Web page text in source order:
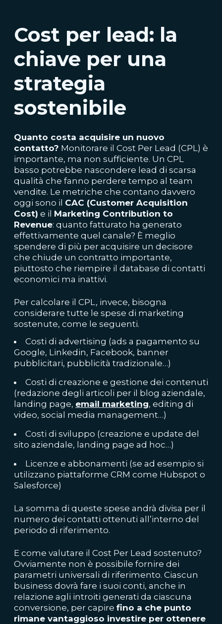
Cost per lead: la
chiave per una
strategia
sostenibile
Quanto costa acquisire un nuovo
contatto? Monitorare il Cost Per Lead (CPL) è
importante, ma non sufficiente. Un CPL
basso potrebbe nascondere lead di scarsa
qualità che fanno perdere tempo al team
vendite. Le metriche che contano davvero
oggi sono il CAC (Customer Acquisition
Cost) e il Marketing Contribution to
Revenue: quanto fatturato ha generato
effettivamente quel canale? È meglio
spendere di più per acquisire un decisore
che chiude un contratto importante,
piuttosto che riempire il database di contatti
economici ma inattivi.
Per calcolare il CPL, invece, bisogna
considerare tutte le spese di marketing
sostenute, come le seguenti.
Costi di advertising (ads a pagamento su
Google, Linkedin, Facebook, banner
pubblicitari, pubblicità tradizionale…)
Costi di creazione e gestione dei contenuti
(redazione degli articoli per il blog aziendale,
landing page, email marketing, editing di
video, social media management…)
Costi di sviluppo (creazione e update del
sito aziendale, landing page ad hoc…)
Licenze e abbonamenti (se ad esempio si
utilizzano piattaforme CRM come Hubspot o
Salesforce)
La somma di queste spese andrà divisa per il
numero dei contatti ottenuti all’interno del
periodo di riferimento.
E come valutare il Cost Per Lead sostenuto?
Ovviamente non è possibile fornire dei
parametri universali di riferimento. Ciascun
business dovrà fare i suoi conti, anche in
relazione agli introiti generati da ciascuna
conversione, per capire fino a che punto
rimane vantaggioso investire per ottenere